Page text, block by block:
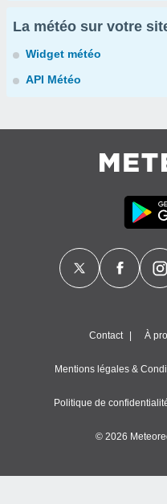
La météo sur votre
Widget météo
API Météo
Contact À
Mentions légales &
Politique de
© 2026